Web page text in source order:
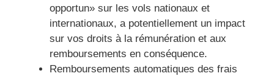
opportun» sur les vols nationaux et
internationaux, a potentiellement un impact
sur vos droits à la rémunération et aux
remboursements en conséquence.
Remboursements automatiques des frais